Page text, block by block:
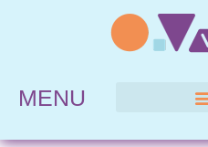
MENU